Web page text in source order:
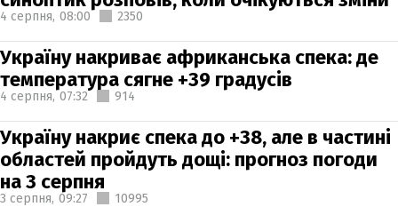
4 серпня, 08:00 2350
Україну накриває африканська спека: де
температура сягне +39 градусів
4 серпня, 07:32 914
Україну накриє спека до +38, але в частині
областей пройдуть дощі: прогноз погоди
на 3 серпня
3 серпня, 09:27 10995